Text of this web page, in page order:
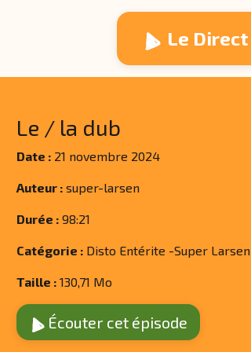
Le Direct
Le / la dub
Date : 21 novembre 2024
Auteur : super-larsen
Durée : 98:21
Catégorie : Disto Entérite -Super Larsen
Taille : 130,71 Mo
Écouter cet épisode